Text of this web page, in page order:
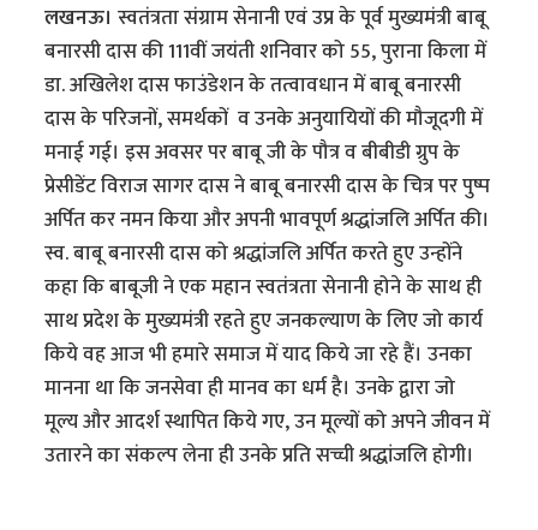
लखनऊ।स्वतंत्रता संग्राम सेनानी एवं उप्र के पूर्व मुख्यमंत्री बाबू
बनारसी दास की 111वीं जयंती शनिवार को 55, पुराना किला में
डा. अखिलेश दास फाउंडेशन के तत्वावधान में बाबू बनारसी
दास के परिजनों, समर्थकों व उनके अनुयायियों की मौजूदगी में
मनाई गई। इस अवसर पर बाबू जी के पौत्र व बीबीडी ग्रुप के
प्रेसीडेंट विराज सागर दास ने बाबू बनारसी दास के चित्र पर पुष्प
अर्पित कर नमन किया और अपनी भावपूर्ण श्रद्धांजलि अर्पित की।
स्व. बाबू बनारसी दास को श्रद्धांजलि अर्पित करते हुए उन्होंने
कहा कि बाबूजी ने एक महान स्वतंत्रता सेनानी होने के साथ ही
साथ प्रदेश के मुख्यमंत्री रहते हुए जनकल्याण के लिए जो कार्य
किये वह आज भी हमारे समाज में याद किये जा रहे हैं। उनका
मानना था कि जनसेवा ही मानव का धर्म है। उनके द्वारा जो
मूल्य और आदर्श स्थापित किये गए, उन मूल्यों को अपने जीवन में
उतारने का संकल्प लेना ही उनके प्रति सच्ची श्रद्धांजलि होगी।